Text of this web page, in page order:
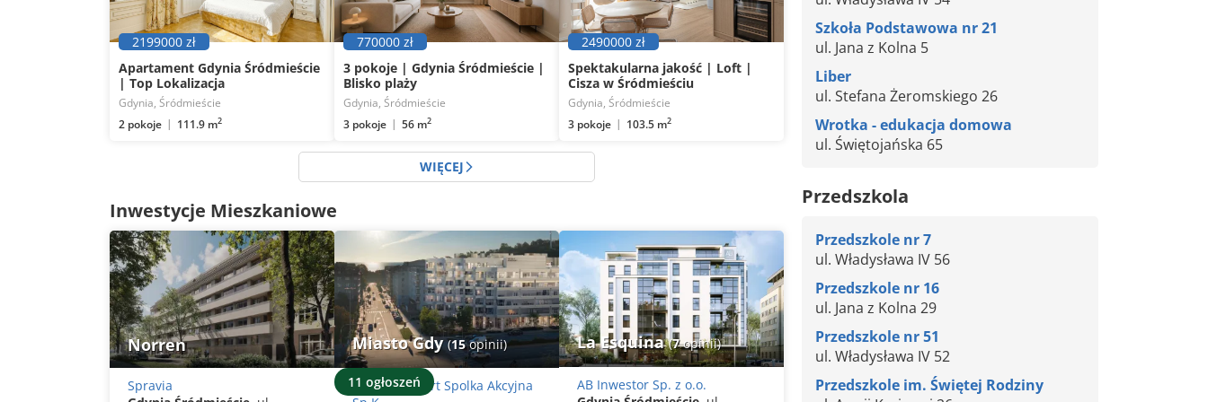
Apartament Gdynia Śródmieście
| Top Lokalizacja
2199000 zł
Gdynia, Śródmieście
2 pokoje
111.9 m2
3 pokoje | Gdynia Śródmieście |
Blisko plaży
770000 zł
Gdynia, Śródmieście
3 pokoje
56 m2
Spektakularna jakość | Loft |
Cisza w Śródmieściu
2490000 zł
Gdynia, Śródmieście
3 pokoje
103.5 m2
WIĘCEJ
Inwestycje Mieszkaniowe
Norren
Spravia
Miasto Gdy(15opinii)
11 ogłoszeń
Invest Komfort Spolka Akcyjna
La Esquina(7opinii)
AB Inwestor Sp. z o.o.
Szkoła Podstawowa nr 21
ul. Jana z Kolna 5
Liber
ul. Stefana Żeromskiego 26
Wrotka - edukacja domowa
ul. Świętojańska 65
Przedszkola
Przedszkole nr 7
ul. Władysława IV 56
Przedszkole nr 16
ul. Jana z Kolna 29
Przedszkole nr 51
ul. Władysława IV 52
Przedszkole im. Świętej Rodziny